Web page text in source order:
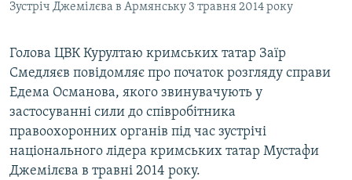
ІНФОГРАФІКА
ДОЛУЧАЙСЯ!
Усі сайти RFE/RL
Зустріч Джемілєва в Армянську 3 травня 2014 року
Голова ЦВК Курултаю кримських татар Заїр
Смедляєв повідомляє про початок розгляду справи
Едема Османова, якого звинувачують у
застосуванні сили до співробітника
правоохоронних органів під час зустрічі
національного лідера кримських татар Мустафи
Джемілєва в травні 2014 року.